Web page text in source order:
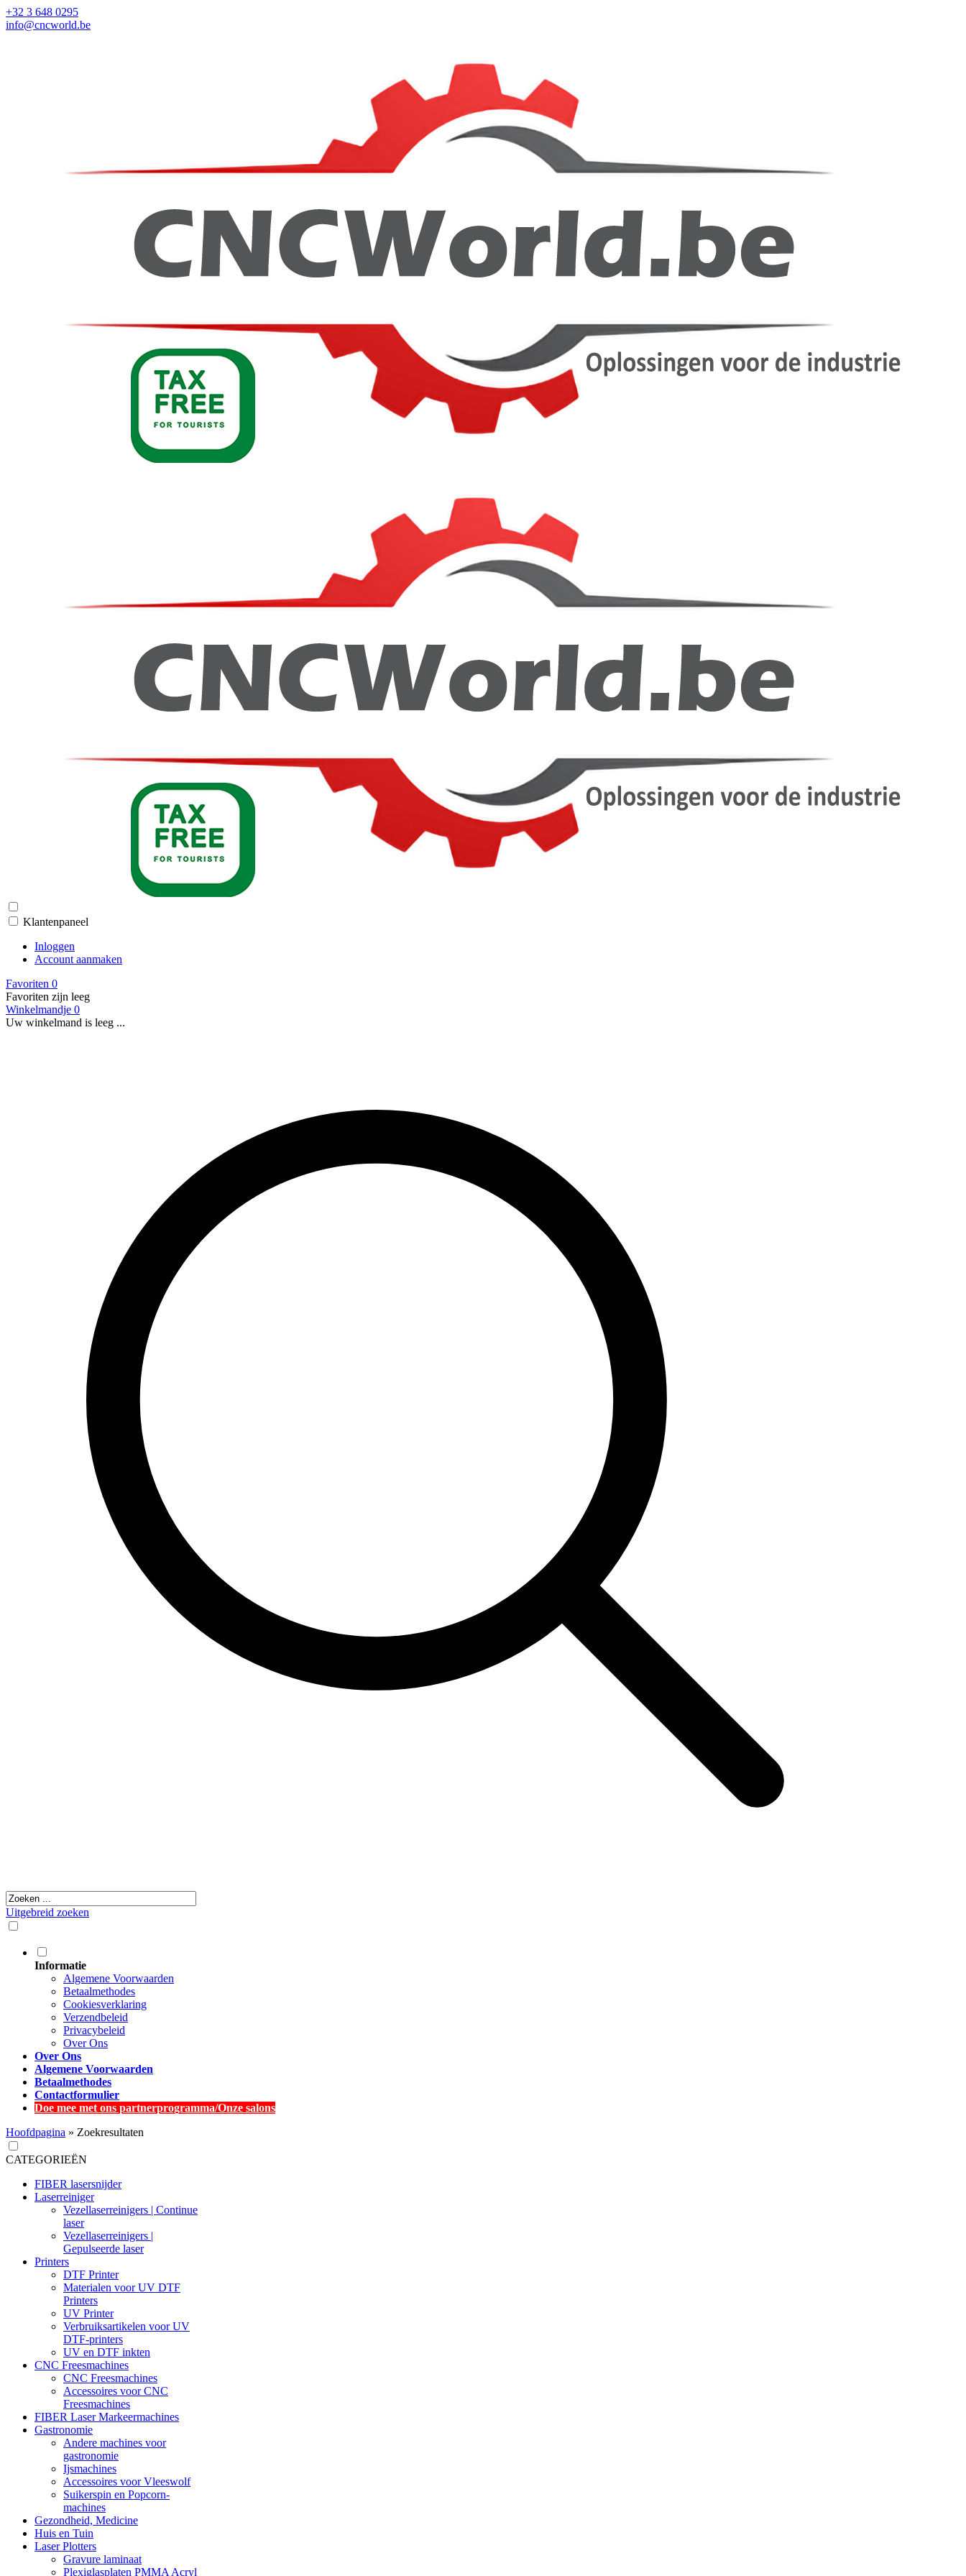
+32 3 648 0295
info@cncworld.be
Klantenpaneel
Inloggen
Account aanmaken
Favoriten 0
Favoriten zijn leeg
Winkelmandje 0
Uw winkelmand is leeg ...
Uitgebreid zoeken
Informatie
Algemene Voorwaarden
Betaalmethodes
Cookiesverklaring
Verzendbeleid
Privacybeleid
Over Ons
Over Ons
Algemene Voorwaarden
Betaalmethodes
Contactformulier
Doe mee met ons partnerprogramma/Onze salons
Hoofdpagina » Zoekresultaten
CATEGORIEËN
FIBER lasersnijder
Laserreiniger
Vezellaserreinigers | Continue
laser
Vezellaserreinigers |
Gepulseerde laser
Printers
DTF Printer
Materialen voor UV DTF
Printers
UV Printer
Verbruiksartikelen voor UV
DTF-printers
UV en DTF inkten
CNC Freesmachines
CNC Freesmachines
Accessoires voor CNC
Freesmachines
FIBER Laser Markeermachines
Gastronomie
Andere machines voor
gastronomie
Ijsmachines
Accessoires voor Vleeswolf
Suikerspin en Popcorn-
machines
Gezondheid, Medicine
Huis en Tuin
Laser Plotters
Gravure laminaat
Plexiglasplaten PMMA Acryl